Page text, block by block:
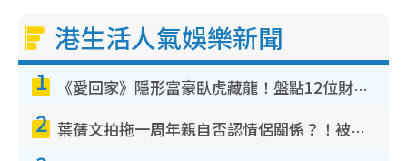
港生活人氣娛樂新聞
1 《愛回家》隱形富豪臥虎藏龍！盤點12位財氣逼人的有錢藝人：呢位靚女3億身家唔憂做
2 葉蒨文拍拖一周年親自否認情侶關係？！被質疑感情造假竟稱GM「普通同事」